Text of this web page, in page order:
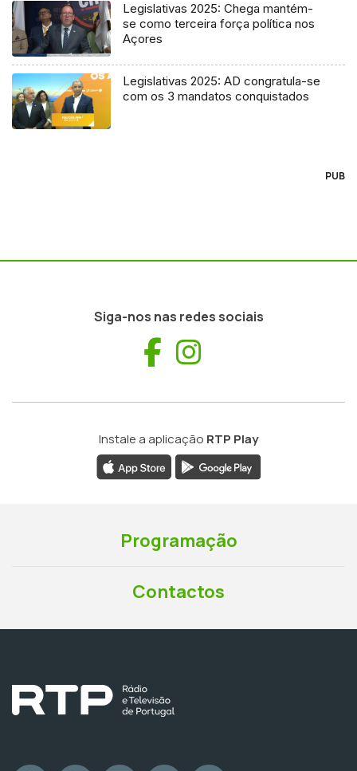
Legislativas 2025: Chega mantém-
se como terceira força política nos
Açores
Legislativas 2025: AD congratula-se
com os 3 mandatos conquistados
PUB
Siga-nos nas redes sociais
Facebook
Instale a aplicação RTP Play
Programação
Contactos